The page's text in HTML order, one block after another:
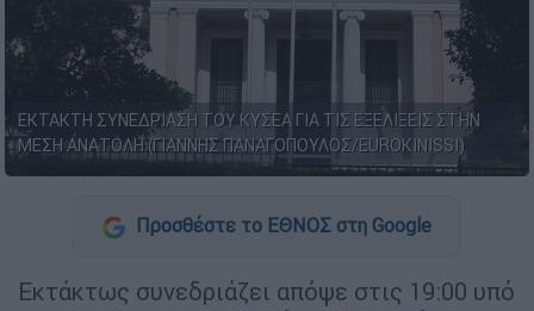
ΕΚΤΑΚΤΗ ΣΥΝΕΔΡΙΑΣΗ ΤΟΥ ΚΥΣΕΑ ΓΙΑ ΤΙΣ ΕΞΕΛΙΞΕΙΣ ΣΤΗΝ
ΜΕΣΗ ΑΝΑΤΟΛΗ (ΓΙΑΝΝΗΣ ΠΑΝΑΓΟΠΟΥΛΟΣ/EUROKINISSI)
Προσθέστε το ΕΘΝΟΣ στη Google
Εκτάκτως συνεδριάζει απόψε στις 19:00 υπό